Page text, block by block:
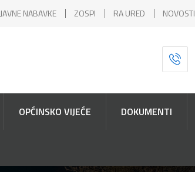
JAVNE NABAVKE ZOSPI RA URED NOVOSTI
OPĆINSKO VIJEĆE DOKUMENTI